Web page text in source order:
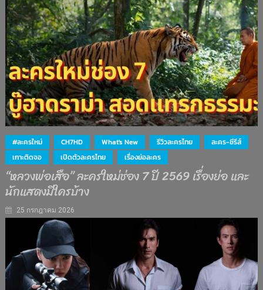
#ละครใหม่ CH7HD What's New รีวิวละครไทย
ละคร-ซีรีส์
เกาะติดจอ
เปิดตัวละครไทย เรื่องย่อละคร
“หลวงพ่อเสือ” ละครใหม่ช่อง 7 ปี 2569 เรื่องย่อ และ
นักแสดงมีใครบ้าง
25 กรกฎาคม 2026